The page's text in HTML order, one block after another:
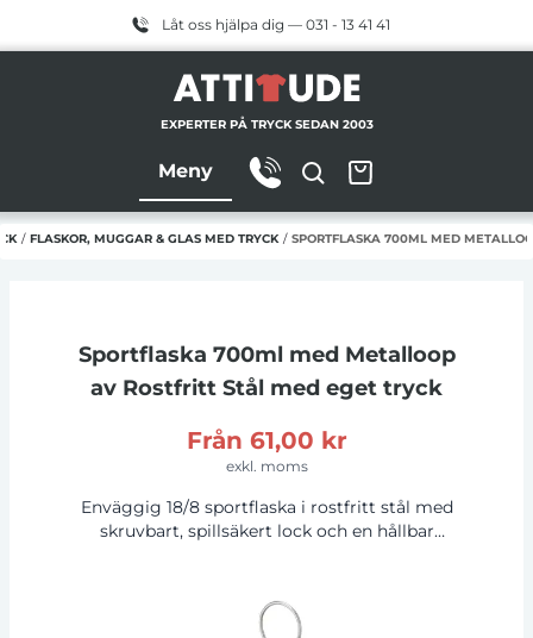
Låt oss hjälpa dig — 031 - 13 41 41
EXPERTER PÅ TRYCK SEDAN 2003
Meny
/ FLASKOR, MUGGAR & GLAS MED TRYCK / SPORTFLASKA 700ML MED
Sportflaska 700ml med Metalloop
av Rostfritt Stål med eget tryck
Från 61,00 kr
exkl. moms
Enväggig 18/8 sportflaska i rostfritt stål med
skruvbart, spillsäkert lock och en hållbar
livsmedelssäkerhet (LFGB). Testad och godkänd
för ftalatinnehåll enligt REACH-förordningarna.